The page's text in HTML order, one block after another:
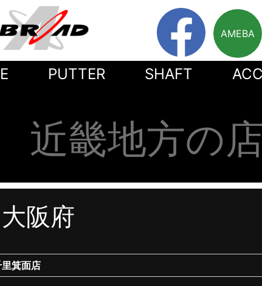
AMEBA
PUTTER SHAFT
近畿地方の
大阪府
箕面店